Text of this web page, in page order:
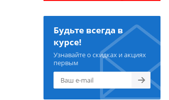
Будьте всегда в
курсе!
Узнавайте о скидках и акциях
первым